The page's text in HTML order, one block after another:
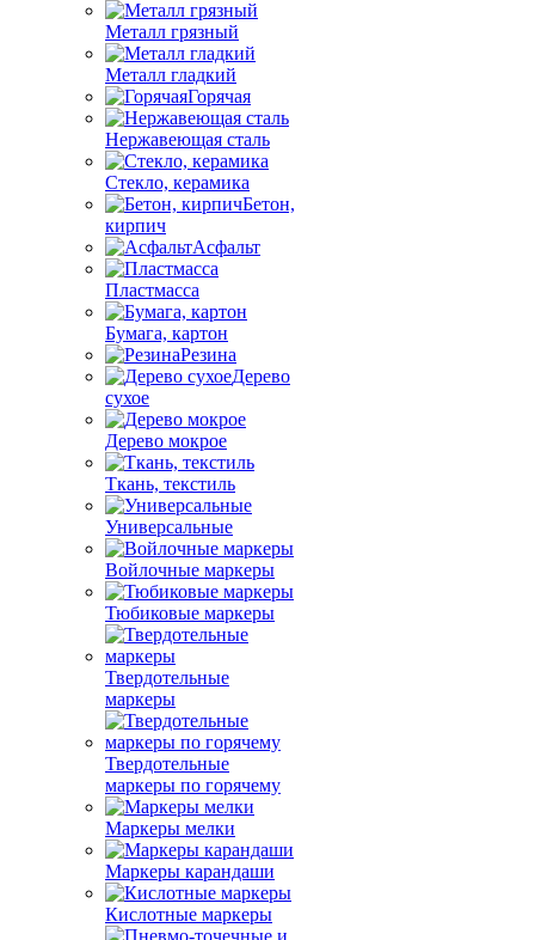
Металл грязный
Металл гладкий
Горячая
Нержавеющая сталь
Стекло, керамика
Бетон,
кирпич
Асфальт
Пластмасса
Бумага, картон
Резина
Дерево
сухое
Дерево мокрое
Ткань, текстиль
Универсальные
Войлочные маркеры
Тюбиковые маркеры
Твердотельные
маркеры
Твердотельные
маркеры по горячему
Маркеры мелки
Маркеры карандаши
Кислотные маркеры